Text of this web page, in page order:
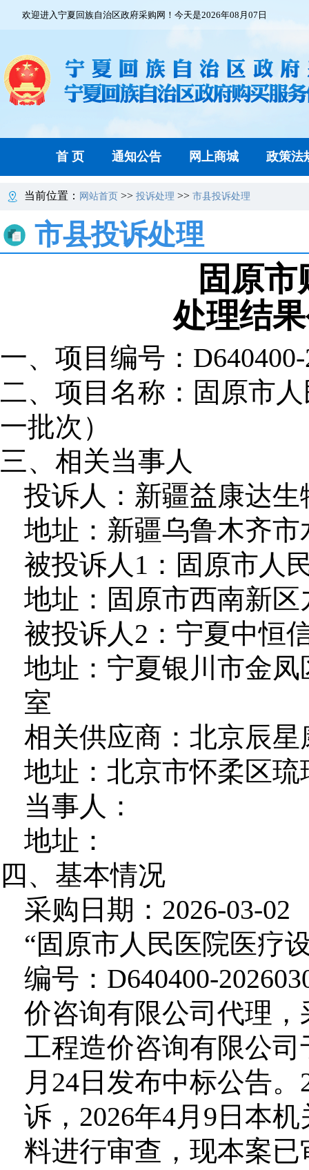
欢迎进入宁夏回族自治区政府采购网！今天是2026年08月07日
首 页 通知公告 网上商城 政策法
当前位置： 网站首页 >> 投诉处理 >> 市县投诉处理
市县投诉处理
固原
处理结
一、项目编号：
二、项目名称： 固原市
一批次）
三、相关当事人
投诉人：新疆益康达
地址：新疆乌鲁木齐市
被投诉人1：固原市人
地址：固原市西南新区
被投诉人2：宁夏中恒
地址：宁夏银川市金凤
室
相关供应商：北京辰
地址：北京市怀柔区琉
当事人：
地址：
四、基本情况
采购日期：2026-03-02
“固原市人民医院医疗
编号：D640400-
价咨询有限公司代理
工程造价咨询有限公司
月24日发布中标公告
诉，2026年4月9日本
料进行审查，现本案已